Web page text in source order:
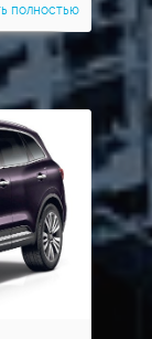
полностью